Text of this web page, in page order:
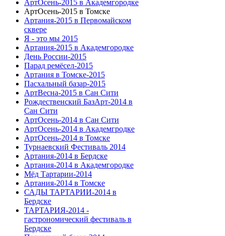
АртОсень-2015 в Академгородке
АртОсень-2015 в Томске
Артания-2015 в Первомайском
сквере
Я - это мы 2015
Артания-2015 в Академгородке
День России-2015
Парад ремёсел-2015
Артания в Томске-2015
Пасхальный базар-2015
АртВесна-2015 в Сан Сити
Рождественский БазАрт-2014 в
Сан Сити
АртОсень-2014 в Сан Сити
АртОсень-2014 в Академгродке
АртОсень-2014 в Томске
Турнаевский Фестиваль 2014
Артания-2014 в Бердске
Артания-2014 в Академгородке
Мёд Тартарии-2014
Артания-2014 в Томске
САДЫ ТАРТАРИИ-2014 в
Бердске
ТАРТАРИЯ-2014 -
гастрономический фестиваль в
Бердске